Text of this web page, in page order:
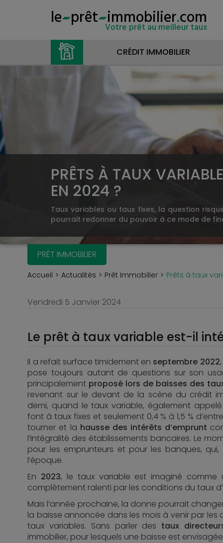
le prêt immobilier.com
Votre prêt au meilleur taux
CRÉDIT IMMOBILIER
PRÊTS À TAUX
EN 2024 ?
Taux variables ou taux fixes, la question
pourrait redonner du pouvoir à ce mode de
PRÊT IMMOBILIER
Accueil Actualités Prêt Immobilier Prêts à taux
Vendredi 5 Janvier 2024
Le prêt à taux variable est-il
Il a refait surface timidement en septembre 2022,
pose toujours autant de questions sur son
principalement proposé lors de baisses des
revenant sur le devant de la scène du crédit
demi, quand le taux variable, également appelé
font à taux fixes et seulement 0,4 % à 1,5 %
tourner et la hausse des intérêts d’emprunt
l’intégralité des établissements bancaires. Le
pour les emprunteurs et pour les banques,
l’époque.
En 2023, le taux variable est imaginé comme
complètement ralenti par les conditions du taux
Mais l’année prochaine, la donne pourrait
la baisse annoncée dans les mois à venir par
taux variables. Sans parler des taux
immobilier, pour lesquels une baisse est